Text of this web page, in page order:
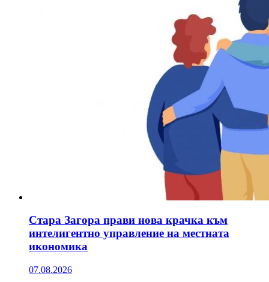
Стара Загора прави нова крачка към
интелигентно управление на местната
икономика
07.08.2026